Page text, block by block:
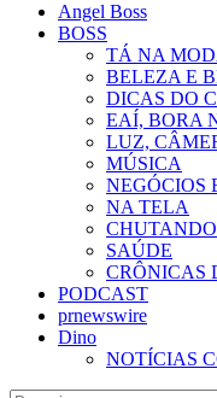
Angel Boss
BOSS
TÁ NA
BELEZA E
DICAS DO
EAÍ, BORA
LUZ,
MÚSICA
NEGÓCIOS
NA TELA
SAÚDE
CRÔNICAS
PODCAST
prnewswire
Dino
NOTÍCIAS